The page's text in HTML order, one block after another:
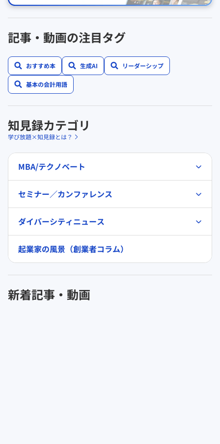
記事・動画の注目タグ
おすすめ本 生成AI リーダーシップ
基本の会計用語
知見録カテゴリ
学び放題×知見録とは？
MBA/テクノベート
セミナー／カンファレンス
ダイバーシティニュース
起業家の風景（創業者コラム）
新着記事・動画